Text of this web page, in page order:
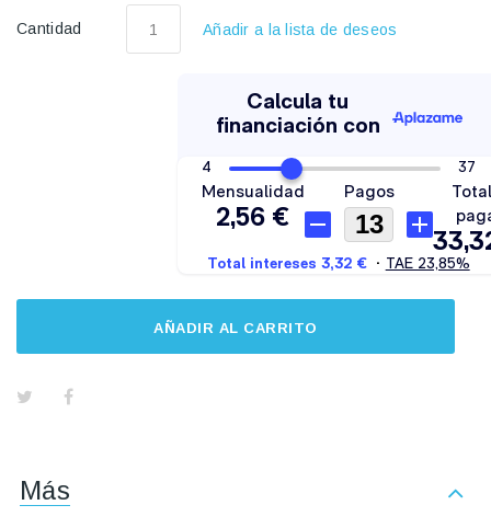
Cantidad Añadir a la lista de deseos
AÑADIR AL CARRITO
Más